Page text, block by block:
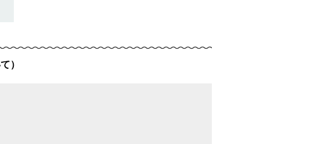
）